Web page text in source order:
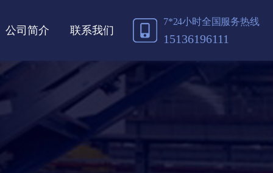
公司简介 联系我们
7*24小时全国服务热线
15136196111